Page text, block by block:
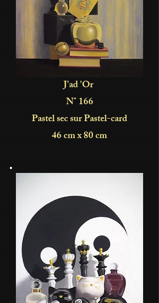
J'ad 'Or
N° 166
Pastel sec sur Pastel-card
46 cm x 80 cm